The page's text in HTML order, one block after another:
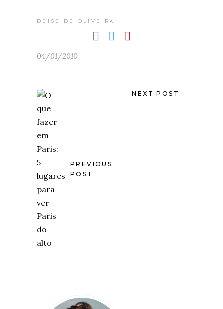
DEISE DE OLIVEIRA
04/01/2010
PREVIOUS
POST
NEXT POST